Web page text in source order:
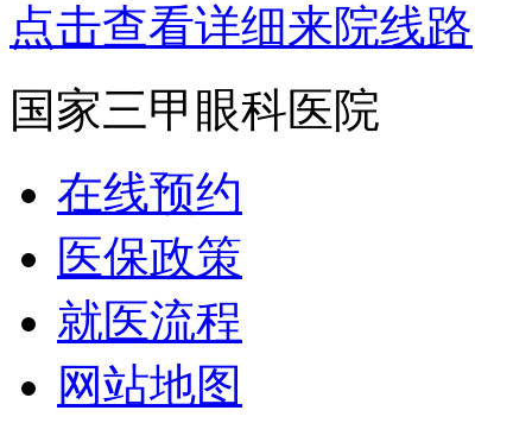
点击查看详细来院线路
国家三甲眼科医院
在线预约
医保政策
就医流程
网站地图